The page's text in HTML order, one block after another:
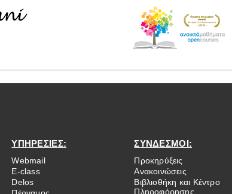
ΥΠΗΡΕΣΙΕΣ:
Webmail
E-class
Delos
ΣΥΝΔΕΣΜΟΙ:
Προκηρύξεις
Ανακοινώσεις
Βιβλιοθήκη και Κέντρο
Πληροφόρησης